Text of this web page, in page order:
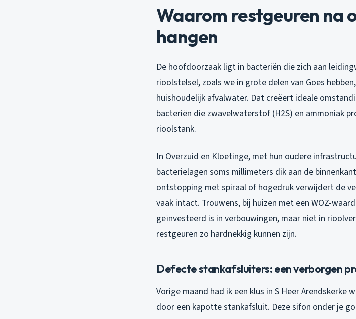
Waarom restgeuren na
hangen
De hoofdoorzaak ligt in bacteriën die zich aan
rioolstelsel, zoals we in grote delen van Goes
huishoudelijk afvalwater. Dat creëert ideale
bacteriën die zwavelwaterstof (H2S) en ammoniak
rioolstank.
In Overzuid en Kloetinge, met hun oudere
bacterielagen soms millimeters dik aan de
ontstopping met spiraal of hogedruk verwijdert de
vaak intact. Trouwens, bij huizen met een WOZ-
geïnvesteerd is in verbouwingen, maar niet in
restgeuren zo hardnekkig kunnen zijn.
Defecte stankafsluiters: een verborgen
Vorige maand had ik een klus in S Heer
door een kapotte stankafsluit. Deze sifon onder je